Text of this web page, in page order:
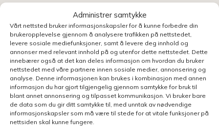
Administrer samtykke
Vårt nettsted bruker informasjonskapsler for å kunne forbedre din
brukeropplevelse gjennom å analysere trafikken på nettstedet,
levere sosiale mediefunksjoner, samt å levere deg innhold og
annonser med relevant innhold på og utenfor dette nettstedet. Dette
innebærer også at det kan deles informasjon om hvordan du bruker
nettstedet med våre partnere innen sosiale medier, annonsering og
analyse. Denne informasjonen kan brukes i kombinasjon med annen
informasjon du har gjort tilgjengelig gjennom samtykke for bruk til
blant annet annonsering og tilpasset kommunikasjon. Vi bruker bare
de data som du gir ditt samtykke til, med unntak av nødvendige
informasjonskapsler som må være til stede for at vitale funksjoner på
nettsiden skal kunne fungere.
Henvendelsen gjelder